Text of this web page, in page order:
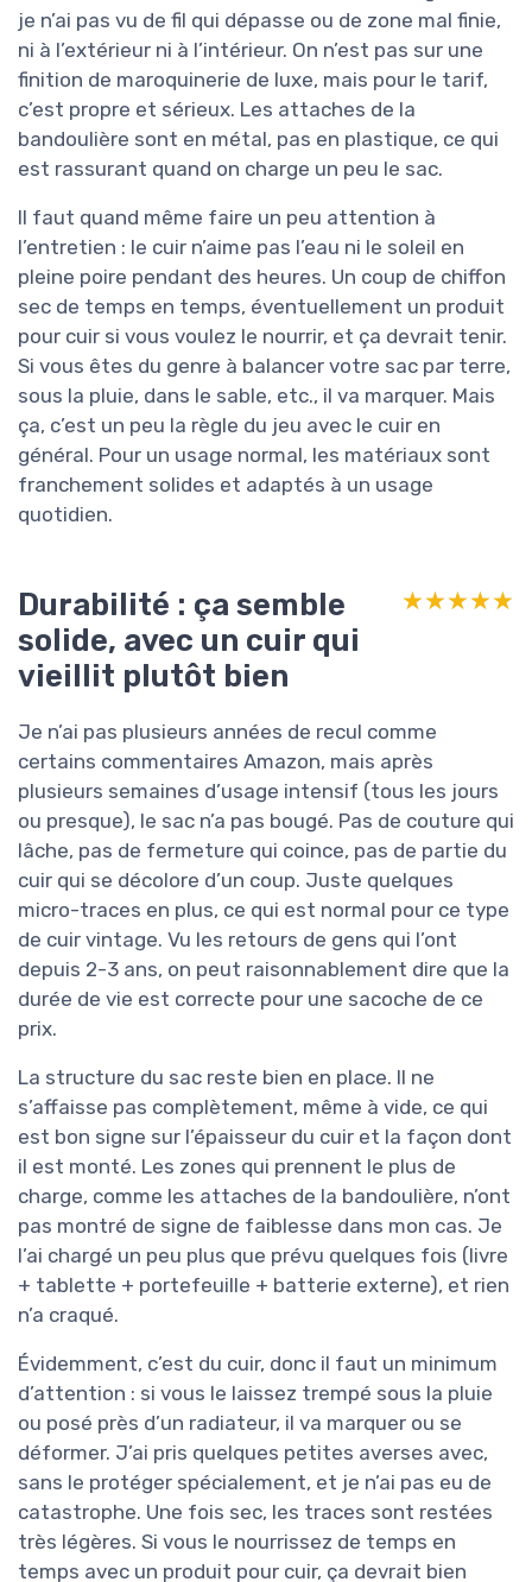
je n’ai pas vu de fil qui dépasse ou de zone mal finie,
ni à l’extérieur ni à l’intérieur. On n’est pas sur une
finition de maroquinerie de luxe, mais pour le tarif,
c’est propre et sérieux. Les attaches de la
bandoulière sont en métal, pas en plastique, ce qui
est rassurant quand on charge un peu le sac.
Il faut quand même faire un peu attention à
l’entretien : le cuir n’aime pas l’eau ni le soleil en
pleine poire pendant des heures. Un coup de chiffon
sec de temps en temps, éventuellement un produit
pour cuir si vous voulez le nourrir, et ça devrait tenir.
Si vous êtes du genre à balancer votre sac par terre,
sous la pluie, dans le sable, etc., il va marquer. Mais
ça, c’est un peu la règle du jeu avec le cuir en
général. Pour un usage normal, les matériaux sont
franchement solides et adaptés à un usage
quotidien.
Durabilité : ça semble
solide, avec un cuir qui
vieillit plutôt bien
★★★★★
★★★★★
Je n’ai pas plusieurs années de recul comme
certains commentaires Amazon, mais après
plusieurs semaines d’usage intensif (tous les jours
ou presque), le sac n’a pas bougé. Pas de couture qui
lâche, pas de fermeture qui coince, pas de partie du
cuir qui se décolore d’un coup. Juste quelques
micro-traces en plus, ce qui est normal pour ce type
de cuir vintage. Vu les retours de gens qui l’ont
depuis 2-3 ans, on peut raisonnablement dire que la
durée de vie est correcte pour une sacoche de ce
prix.
La structure du sac reste bien en place. Il ne
s’affaisse pas complètement, même à vide, ce qui
est bon signe sur l’épaisseur du cuir et la façon dont
il est monté. Les zones qui prennent le plus de
charge, comme les attaches de la bandoulière, n’ont
pas montré de signe de faiblesse dans mon cas. Je
l’ai chargé un peu plus que prévu quelques fois (livre
+ tablette + portefeuille + batterie externe), et rien
n’a craqué.
Évidemment, c’est du cuir, donc il faut un minimum
d’attention : si vous le laissez trempé sous la pluie
ou posé près d’un radiateur, il va marquer ou se
déformer. J’ai pris quelques petites averses avec,
sans le protéger spécialement, et je n’ai pas eu de
catastrophe. Une fois sec, les traces sont restées
très légères. Si vous le nourrissez de temps en
temps avec un produit pour cuir, ça devrait bien